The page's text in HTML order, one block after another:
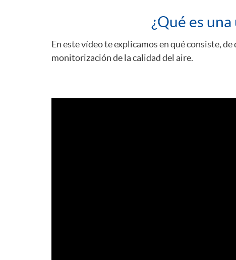
¿Qué es
En este vídeo te explicamos en qué consiste,
monitorización de la calidad del aire.